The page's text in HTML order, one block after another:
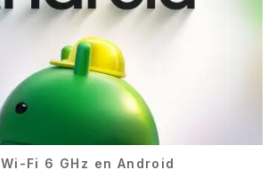
Wi-Fi 6 GHz en Android